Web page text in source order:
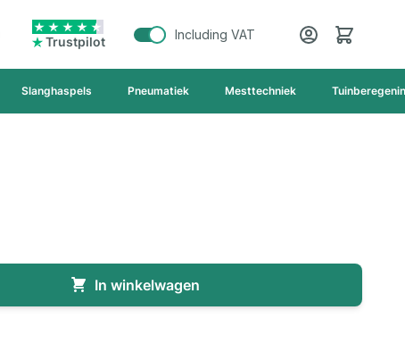
Trustpilot
Including VAT Cart
Slanghaspels Pneumatiek Mesttechniek
In winkelwagen